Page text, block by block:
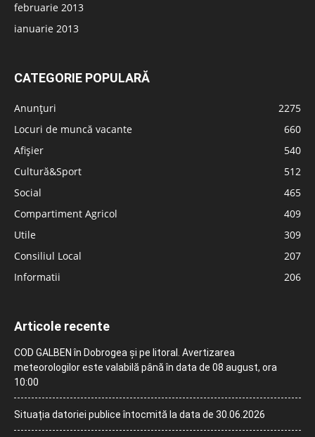
februarie 2013
ianuarie 2013
CATEGORIE POPULARĂ
Anunțuri
2275
Locuri de muncă vacante
660
Afișier
540
Cultură&Sport
512
Social
465
Compartiment Agricol
409
Utile
309
Consiliul Local
207
Informatii
206
Articole recente
COD GALBEN în Dobrogea și pe litoral. Avertizarea
meteorologilor este valabilă până în data de 08 august, ora
10:00
Situația datoriei publice întocmită la data de 30.06.2026